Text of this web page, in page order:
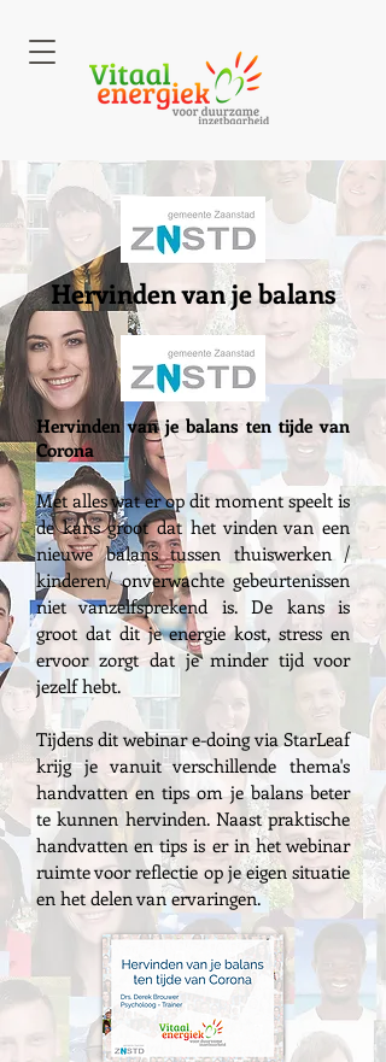
Hervinden van je balans
Hervinden van je balans ten tijde van
Corona
Met alles wat er op dit moment speelt is
de kans groot dat het vinden van een
nieuwe balans tussen thuiswerken /
kinderen/ onverwachte gebeurtenissen
niet vanzelfsprekend is. De kans is
groot dat dit je energie kost, stress en
ervoor zorgt dat je minder tijd voor
jezelf hebt.
Tijdens dit webinar e-doing via StarLeaf
krijg je vanuit verschillende thema's
handvatten en tips om je balans beter
te kunnen hervinden. Naast praktische
handvatten en tips is er in het webinar
ruimte voor reflectie op je eigen situatie
en het delen van ervaringen.